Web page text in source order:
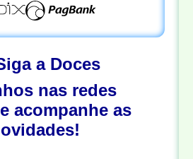
a Doces
nas redes
acompanhe as